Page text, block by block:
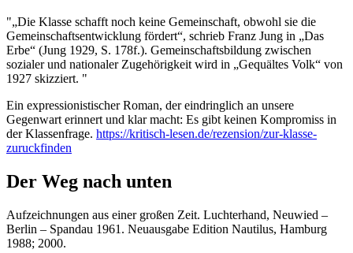
"„Die Klasse schafft noch keine Gemeinschaft, obwohl sie die
Gemeinschaftsentwicklung fördert“, schrieb Franz Jung in „Das
Erbe“ (Jung 1929, S. 178f.). Gemeinschaftsbildung zwischen
sozialer und nationaler Zugehörigkeit wird in „Gequältes Volk“ von
1927 skizziert. "
Ein expressionistischer Roman, der eindringlich an unsere
Gegenwart erinnert und klar macht: Es gibt keinen Kompromiss in
der Klassenfrage. https://kritisch-lesen.de/rezension/zur-klasse-
zuruckfinden
Der Weg nach unten
Aufzeichnungen aus einer großen Zeit. Luchterhand, Neuwied –
Berlin – Spandau 1961. Neuausgabe Edition Nautilus, Hamburg
1988; 2000.